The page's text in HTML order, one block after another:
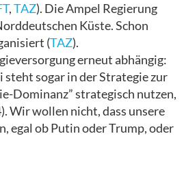
,TAZ). Die Ampel Regierung
Küste. Schon
(TAZ).
erneut abhängig:
sogar in der Strategie zur
Dominanz” strategisch nutzen,
Wir wollen nicht, dass unsere
egal ob Putin oder Trump, oder